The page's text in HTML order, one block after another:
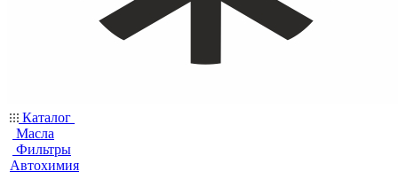
Каталог
Масла
Фильтры
Автохимия